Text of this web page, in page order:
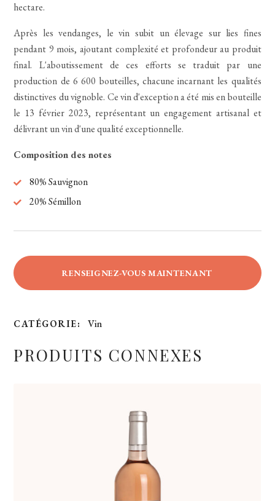
hectare.
Après les vendanges, le vin subit un élevage sur lies fines
pendant 9 mois, ajoutant complexité et profondeur au produit
final. L'aboutissement de ces efforts se traduit par une
production de 6 600 bouteilles, chacune incarnant les qualités
distinctives du vignoble. Ce vin d'exception a été mis en bouteille
le 13 février 2023, représentant un engagement artisanal et
délivrant un vin d'une qualité exceptionnelle.
Composition des notes
80% Sauvignon
20% Sémillon
RENSEIGNEZ-VOUS MAINTENANT
CATÉGORIE: Vin
PRODUITS CONNEXES